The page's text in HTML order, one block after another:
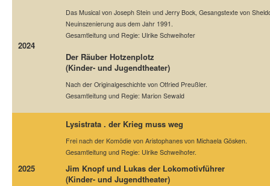
2024
Das Musical von Joseph Stein und Jerry Bock, Gesangstexte von
Neuinszenierung aus dem Jahr 1991.
Gesamtleitung und Regie: Ulrike Schweihofer
Der Räuber Hotzenplotz
(Kinder- und Jugendtheater)
Nach der Originalgeschichte von Otfried Preußler.
Gesamtleitung und Regie: Marion Sewald
2025
Lysistrata . der Krieg muss weg
Frei nach der Komödie von Aristophanes von Michaela Gösken.
Gesamtleitung und Regie: Ulrike Schweihofer.
Jim Knopf und Lukas der Lokomotivführer
(Kinder- und Jugendtheater)